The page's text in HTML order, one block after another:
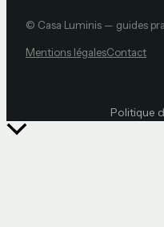
© Casa Luminis — guides
Mentions légalesContact
Politique